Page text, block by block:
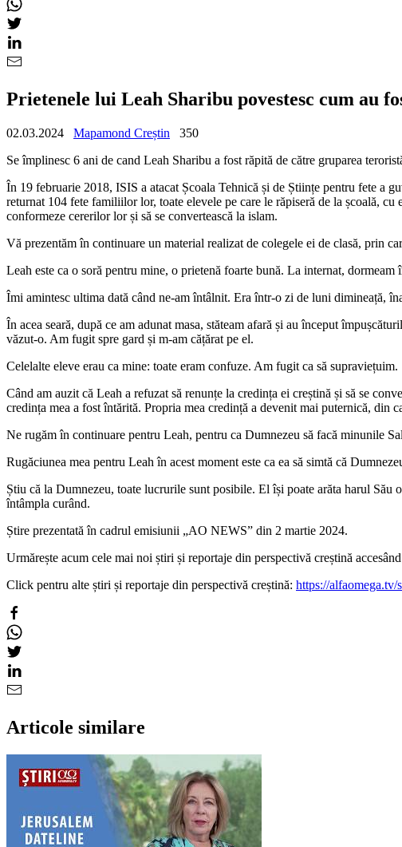
Prietenele lui Leah Sharibu povestesc cum au
02.03.2024 Mapamond Creștin
350
Se împlinesc 6 ani de cand Leah Sharibu a fost răpită de către gruparea
În 19 februarie 2018, ISIS a atacat Școala Tehnică și de Științe pentru fete a
returnat 104 fete familiilor lor, toate elevele pe care le răpiseră de la școală,
conformeze cererilor lor și să se convertească la islam.
Vă prezentăm în continuare un material realizat de colegele ei de clasă, prin
Leah este ca o soră pentru mine, o prietenă foarte bună. La internat, dormeam
Îmi amintesc ultima dată când ne-am întâlnit. Era într-o zi de luni dimineață,
În acea seară, după ce am adunat masa, stăteam afară și au început
văzut-o. Am fugit spre gard și m-am cățărat pe el.
Celelalte eleve erau ca mine: toate eram confuze. Am fugit ca să supraviețuim.
Când am auzit că Leah a refuzat să renunțe la credința ei creștină și să se
credința mea a fost întărită. Propria mea credință a devenit mai puternică, din
Ne rugăm în continuare pentru Leah, pentru ca Dumnezeu să facă minunile
Rugăciunea mea pentru Leah în acest moment este ca ea să simtă că
Știu că la Dumnezeu, toate lucrurile sunt posibile. El își poate arăta harul Său
întâmpla curând.
Știre prezentată în cadrul emisiunii „AO NEWS” din 2 martie 2024.
Urmărește acum cele mai noi știri și reportaje din perspectivă creștină
Click pentru alte știri și reportaje din perspectivă creștină: https://alfaomega.tv/
Articole similare